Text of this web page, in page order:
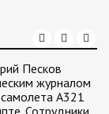
Песков
журналом
А321
Сотрудники